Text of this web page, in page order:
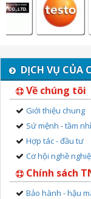
DỊCH VỤ CỦA
Về chúng tôi
Giới thiệu chung
Sứ mệnh - tầm
Hợp tác - đầu tư
Cơ hội nghề
Chính sách
Bảo hành - hậu